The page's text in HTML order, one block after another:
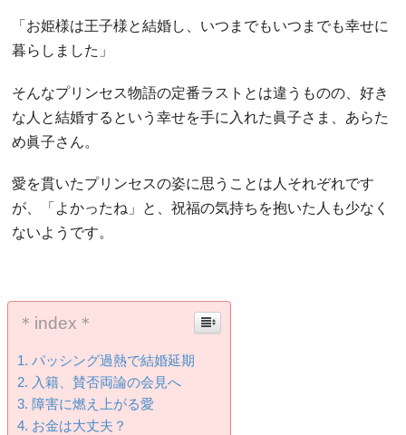
「お姫様は王子様と結婚し、いつまでもいつまでも幸せに
暮らしました」
そんなプリンセス物語の定番ラストとは違うものの、好き
な人と結婚するという幸せを手に入れた眞子さま、あらた
め眞子さん。
愛を貫いたプリンセスの姿に思うことは人それぞれです
が、「よかったね」と、祝福の気持ちを抱いた人も少なく
ないようです。
＊index＊
パッシング過熱で結婚延期
入籍、賛否両論の会見へ
障害に燃え上がる愛
お金は大丈夫？